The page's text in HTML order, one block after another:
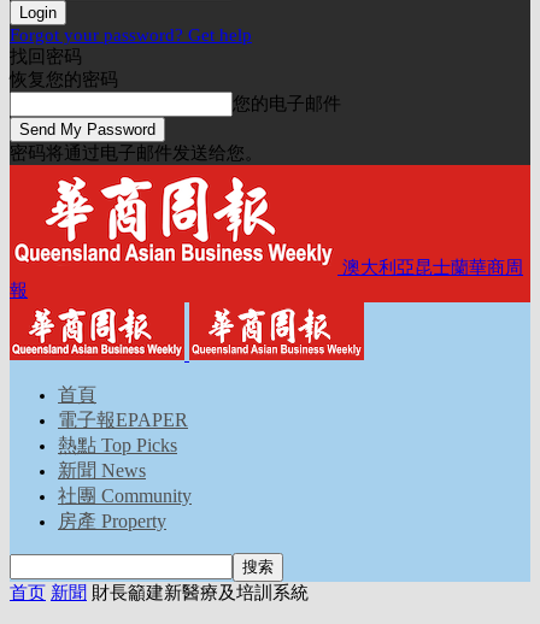
Forgot your password? Get help
找回密码
恢复您的密码
您的电子邮件
密码将通过电子邮件发送给您。
澳大利亞昆士蘭華商周
報
首頁
電子報EPAPER
熱點 Top Picks
新聞 News
社團 Community
房產 Property
首页 新聞 財長籲建新醫療及培訓系統